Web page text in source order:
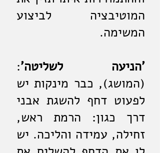
המוטיבציה לביצוע
המשימה.
'הניעה לשליטה':
(המושג), כבר מינקות יש
לפעוט דחף להשגת אבני
דרך כגון: הרמת ראש,
זחילה, עמידה והליכה. יש